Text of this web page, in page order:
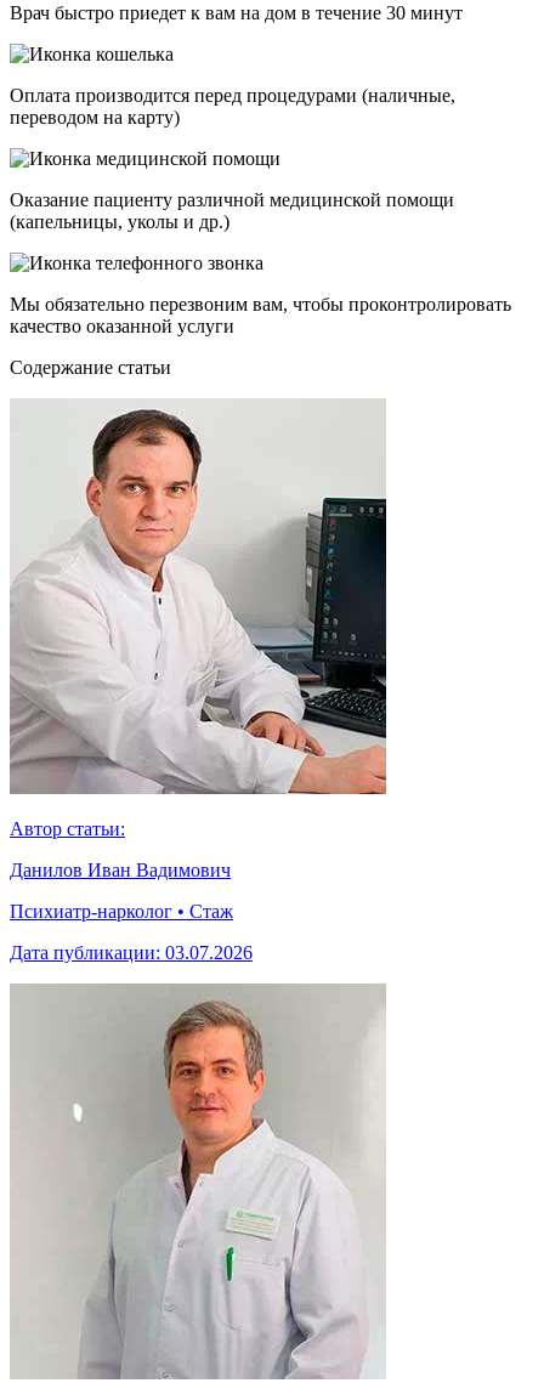
Врач быстро приедет к вам на дом в течение 30 минут
Оплата производится перед процедурами (наличные,
переводом на карту)
Оказание пациенту различной медицинской помощи
(капельницы, уколы и др.)
Мы обязательно перезвоним вам, чтобы проконтролировать
качество оказанной услуги
Cодержание статьи
Автор статьи:
Данилов Иван Вадимович
Психиатр-нарколог • Стаж
Дата публикации: 03.07.2026